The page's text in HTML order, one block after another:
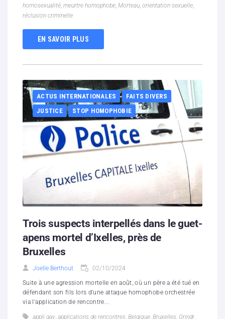
homosexualité, meurtre homophobe, Morteau, orientation sexuelle,
réclusion criminelle
EN SAVOIR PLUS
ACTUS INTERNATIONALES
FAITS DIVERS
JUSTICE
STOP HOMOPHOBIE
Trois suspects interpellés dans le guet-
apens mortel d’Ixelles, près de
Bruxelles
Joelle Berthout 02/10/2024
Suite à une agression mortelle en août, où un père a été tué en
défendant son fils lors d'une attaque homophobe orchestrée
via l'application de rencontre...
appli gay, applications de rencontres, Belgique, Bruxelles, Grindr,